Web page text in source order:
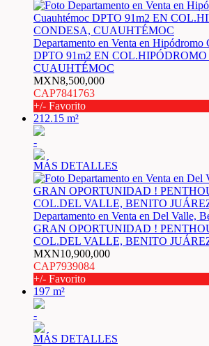
Departamento en Venta en Hipódromo
DPTO 91m2 EN
CUAUHTÉMOC
MXN8,500,000
CAP7841763
+/- Favorito
212.15 m²
-
MÁS DETALLES
Departamento en Venta en Del Valle,
GRAN OPORTUNIDAD !
COL.DEL VALLE, BENITO
MXN10,900,000
CAP7939084
+/- Favorito
197 m²
-
MÁS DETALLES